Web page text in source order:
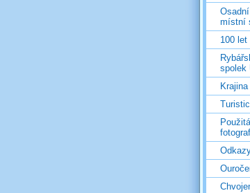
místní
100 let
spolek